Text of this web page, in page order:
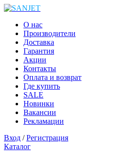
О нас
Производители
Доставка
Гарантия
Акции
Контакты
Оплата и возврат
Где купить
SALE
Новинки
Вакансии
Рекламации
Вход /Регистрация
Каталог